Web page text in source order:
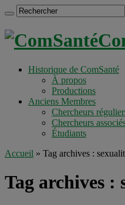
Historique de ComSanté
À propos
Productions
Anciens Membres
Chercheurs
Chercheurs
Étudiants
Accueil » Tag archives :
Tag archives :